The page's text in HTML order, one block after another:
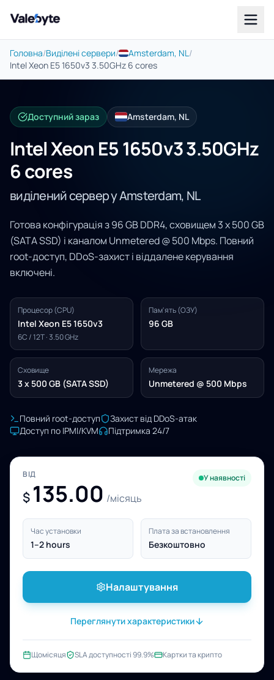
Valebyte
Головна/Виділені сервери/ Amsterdam, NL/
Intel Xeon E5 1650v3 3.50GHz 6 cores
Доступний зараз Amsterdam, NL
Intel Xeon E5 1650v3 3.50GHz
6 cores
виділений сервер у Amsterdam, NL
Готова конфігурація з 96 GB DDR4, сховищем 3 x 500 GB
(SATA SSD) і каналом Unmetered @ 500 Mbps. Повний
root-доступ, DDoS-захист і віддалене керування
включені.
Процесор (CPU)
Intel Xeon E5 1650v3
6C / 12T · 3.50 GHz
Пам'ять (ОЗУ)
96 GB
Сховище
3 x 500 GB (SATA SSD)
Мережа
Unmetered @ 500 Mbps
Повний root-доступ
Захист від DDoS-атак
Доступ по IPMI/KVM
Підтримка 24/7
ВІД
$ 135.00 /місяць
У наявності
Час установки
1–2 hours
Плата за встановлення
Безкоштовно
Налаштування
Переглянути характеристики
Щомісяця SLA доступності 99.9% Картки та крипто